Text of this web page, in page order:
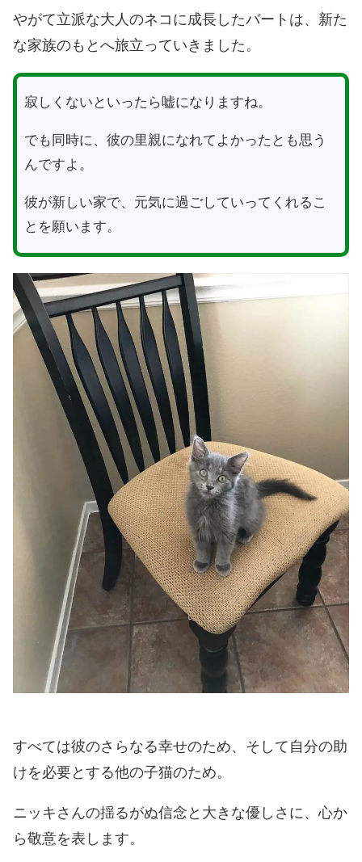
やがて立派な大人のネコに成長したバートは、新た
な家族のもとへ旅立っていきました。
寂しくないといったら嘘になりますね。
でも同時に、彼の里親になれてよかったとも思う
んですよ。
彼が新しい家で、元気に過ごしていってくれるこ
とを願います。
すべては彼のさらなる幸せのため、そして自分の助
けを必要とする他の子猫のため。
ニッキさんの揺るがぬ信念と大きな優しさに、心か
ら敬意を表します。